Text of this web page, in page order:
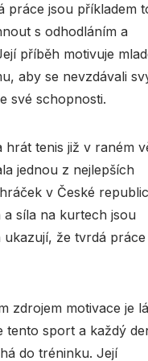
práce jsou příkladem
s odhodláním a
příběh motivuje
aby se nevzdávali
své schopnosti.
hrát tenis již v raném
jednou z nejlepších
v České
a síla na kurtech jsou
že tvrdá práce
zdrojem motivace je
tento sport a každý
do tréninku. Její